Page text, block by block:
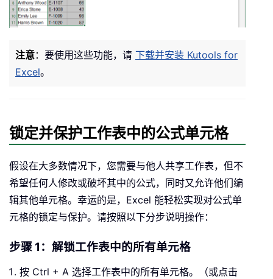
注意： 要使用这些功能，请 下载并安装 Kutools for
Excel。
锁定并保护工作表中的公式单元格
假设在大多数情况下，您需要与他人共享工作表，但不
希望任何人修改或破坏其中的公式，同时又允许他们编
辑其他单元格。幸运的是，Excel 能轻松实现对公式单
元格的锁定与保护。请按照以下分步说明操作：
步骤 1：解锁工作表中的所有单元格
按 Ctrl + A 选择工作表中的所有单元格。（或点击